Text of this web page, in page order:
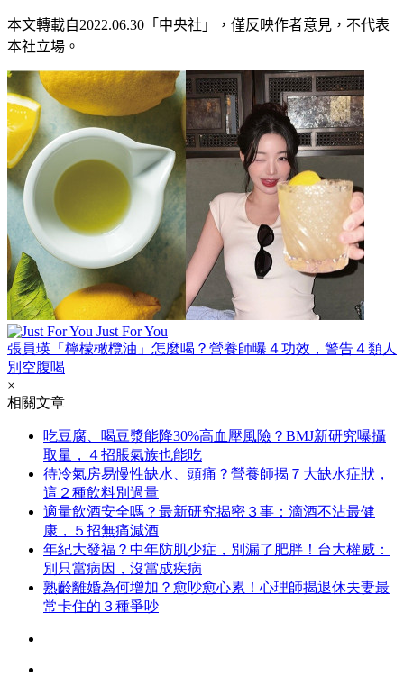
本文轉載自2022.06.30 「中央社」
，僅反映作者意見，不代表
本社立場。
Just For You
張員瑛「檸檬橄欖油」怎麼喝？營養師曝４功效，警告４類人
別空腹喝
×
相關文章
吃豆腐、喝豆漿能降30%高血壓風險？BMJ新研究曝攝
取量，４招脹氣族也能吃
待冷氣房易慢性缺水、頭痛？營養師揭７大缺水症狀，
這２種飲料別過量
適量飲酒安全嗎？最新研究揭密３事：滴酒不沾最健
康，５招無痛減酒
年紀大發福？中年防肌少症，別漏了肥胖！台大權威：
別只當病因，沒當成疾病
熟齡離婚為何增加？愈吵愈心累！心理師揭退休夫妻最
常卡住的３種爭吵